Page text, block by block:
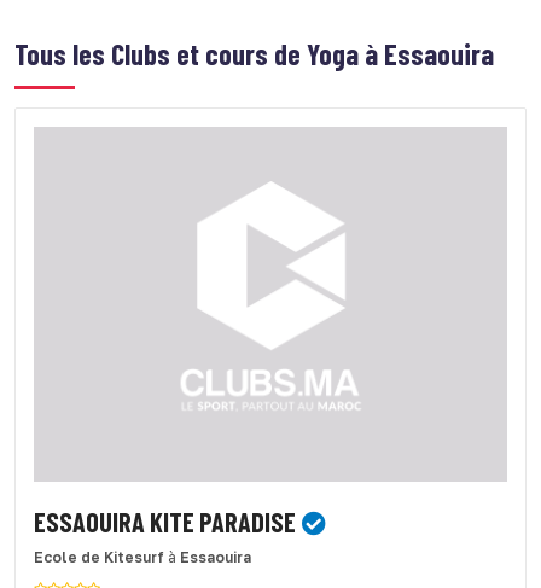
Tous les Clubs et cours de Yoga à Essaouira
ESSAOUIRA KITE PARADISE
Ecole de Kitesurf à Essaouira